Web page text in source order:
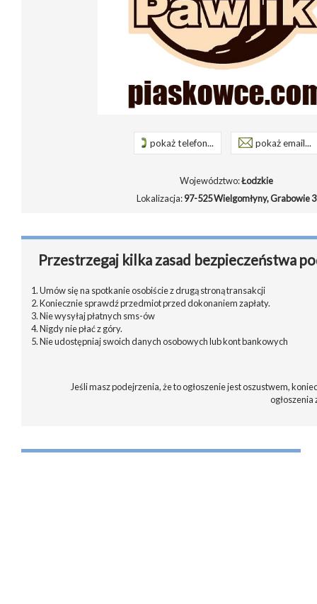
pokaż telefon... pokaż email...
Województwo:Łodzkie
Lokalizacja:97-525 Wielgomłyny, Grabowie 3
Przestrzegaj kilka zasad bezpieczeństwa
1. Umów się na spotkanie osobiście z drugą stroną transakcji
2. Koniecznie sprawdź przedmiot przed dokonaniem zapłaty.
3. Nie wysyłaj płatnych sms-ów
4. Nigdy nie płać z góry.
5. Nie udostępniaj swoich danych osobowych lub kont bankowych
Jeśli masz podejrzenia, że to ogłoszenie jest oszustwem,